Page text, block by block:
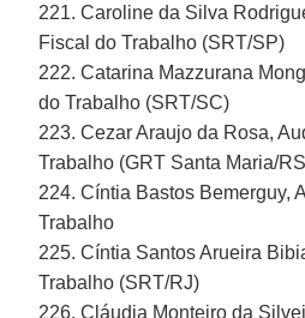
221. Caroline da Silva
Fiscal do Trabalho (SRT/SP)
222. Catarina Mazzurana
do Trabalho (SRT/SC)
223. Cezar Araujo da Rosa,
Trabalho (GRT Santa Maria/
224. Cíntia Bastos Bemerguy,
Trabalho
225. Cíntia Santos Arueira
Trabalho (SRT/RJ)
226. Cláudia Monteiro da